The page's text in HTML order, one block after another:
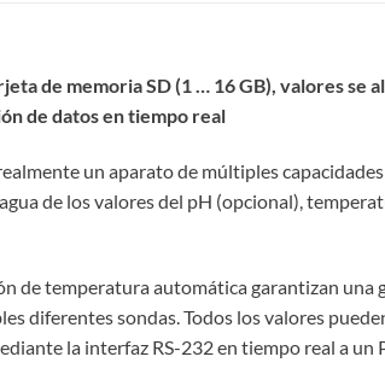
de memoria SD (1 … 16 GB), valores se
de datos en tiempo real
un aparato de múltiples
de los valores del pH (opcional),
de temperatura automática garantizan
diferentes sondas. Todos los valores
la interfaz RS-232 en tiempo real a